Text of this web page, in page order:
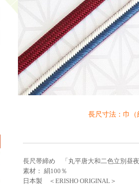
長尺寸法：巾（
長尺帯締め 「丸平唐大和二色立別昼
素材： 絹100％
日本製 ＜ERISHO ORIGINAL＞